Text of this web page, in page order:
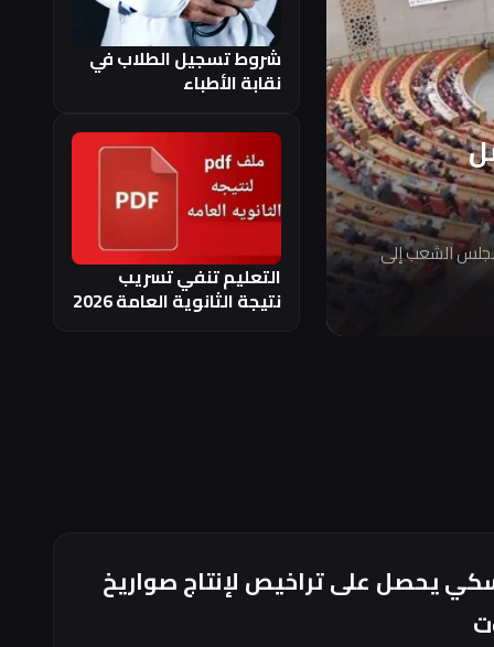
الشعب إلى
شروط تسجيل الطلاب في
نقابة الأطباء
التعليم تنفي تسريب
نتيجة الثانوية العامة 2026
يحصل على تراخيص لإنتاج صواريخ